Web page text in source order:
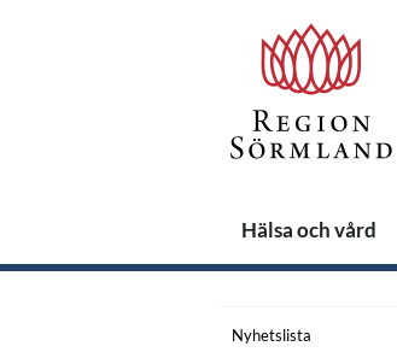
Hälsa och vård
Nyhetslista